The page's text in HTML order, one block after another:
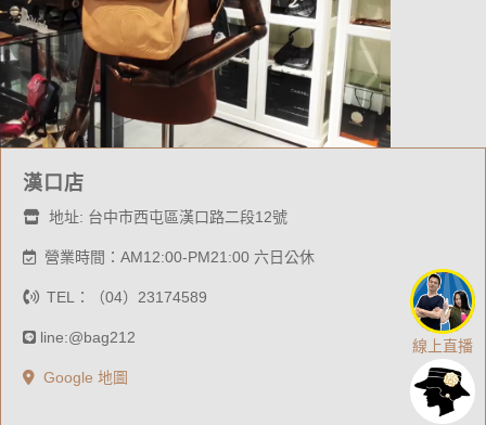
漢口店
地址: 台中市西屯區漢口路二段12號
營業時間：AM12:00-PM21:00 六日公休
TEL：（04）23174589
line:@bag212
Google 地圖
線上直播